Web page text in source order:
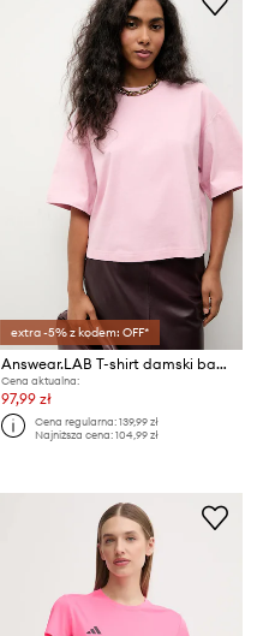
extra -5% z kodem: OFF*
Answear.LAB T-shirt damski bawełniany
Cena aktualna:
97,99 zł
Cena regularna:139,99 zł
Najniższa cena:104,99 zł